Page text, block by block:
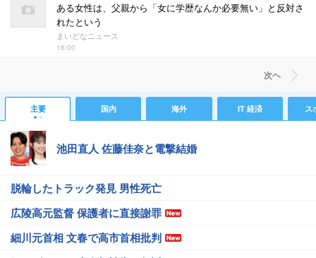
ある女性は、父親から「女に学歴なんか必要無い」と反対さ
れたという
まいどなニュース
16:00
次ヘ
主要 国内 海外 IT 経済 ス
池田直人 佐藤佳奈と電撃結婚
脱輪したトラック発見 男性死亡
広陵高元監督 保護者に直接謝罪
細川元首相 文春で高市首相批判